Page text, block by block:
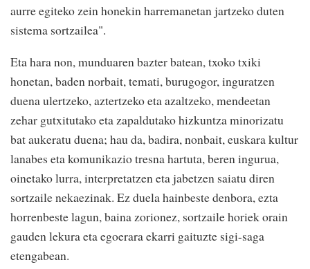
aurre egiteko zein honekin harremanetan jartzeko duten
sistema sortzailea".
Eta hara non, munduaren bazter batean, txoko txiki
honetan, baden norbait, temati, burugogor, inguratzen
duena ulertzeko, aztertzeko eta azaltzeko, mendeetan
zehar gutxitutako eta zapaldutako hizkuntza minorizatu
bat aukeratu duena; hau da, badira, nonbait, euskara kultur
lanabes eta komunikazio tresna hartuta, beren ingurua,
oinetako lurra, interpretatzen eta jabetzen saiatu diren
sortzaile nekaezinak. Ez duela hainbeste denbora, ezta
horrenbeste lagun, baina zorionez, sortzaile horiek orain
gauden lekura eta egoerara ekarri gaituzte sigi-saga
etengabean.